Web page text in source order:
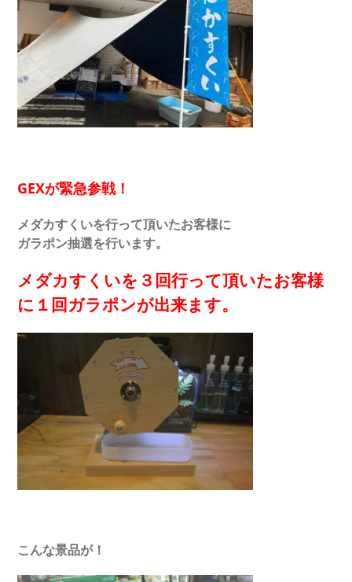
GEXが緊急参戦！
メダカすくいを行って頂いたお客様に
ガラポン抽選を行います。
メダカすくいを３回行って頂いたお客様
に１回ガラポンが出来ます。
こんな景品が！